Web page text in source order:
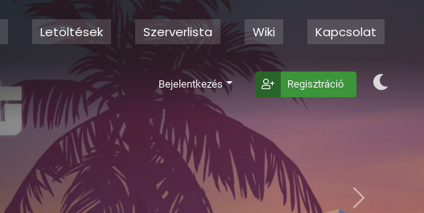
Letöltések Szerverlista Wiki Kapcsolat
Bejelentkezés Regisztráció
Next